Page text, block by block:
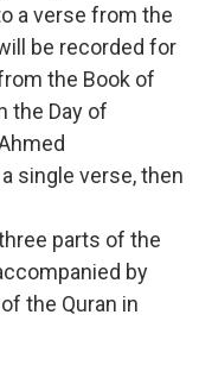
a verse from the
be recorded for
the Book of
the Day of
single verse, then
parts of the
by
the Quran in